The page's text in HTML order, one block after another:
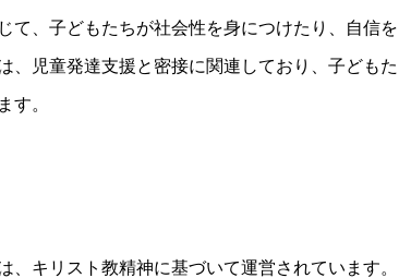
て、子どもたちが社会性を身につけたり、自信を
、児童発達支援と密接に関連しており、子どもた
す。
キリスト教精神に基づいて運営されています。